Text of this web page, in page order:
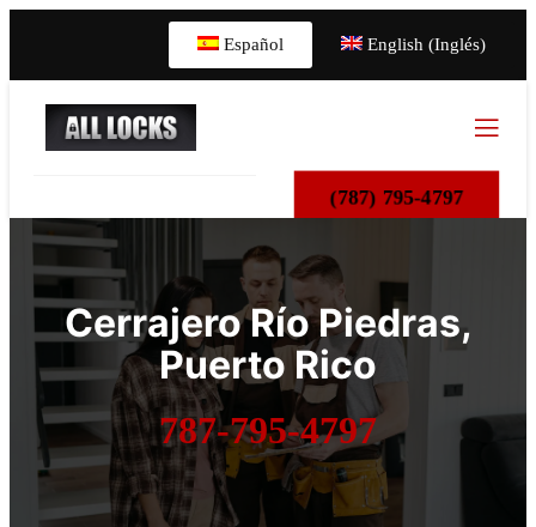
Español English (Inglés)
(787) 795-4797
Cerrajero Río Piedras,
Puerto Rico
787-795-4797